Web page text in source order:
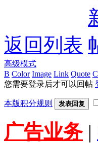
返回列表
高级模式
B Color Image Link Quote
您需要登录后才可以回帖
本版积分规则 发表回复
广告业务|